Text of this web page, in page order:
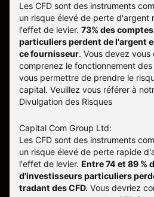
Les CFD sont des instruments
un risque élevé de perte d'argent
l'effet de levier. 73% des
particuliers perdent de l'argent
ce fournisseur. Vous devez vous
comprenez le fonctionnement
vous permettre de prendre le
capital. Veuillez vous référer à
Divulgation des Risques
Capital Com Group Ltd:
Les CFD sont des instruments
un risque élevé de perte rapide
l'effet de levier. Entre 74 et 89 %
d'investisseurs particuliers
tradant des CFD. Vous devriez